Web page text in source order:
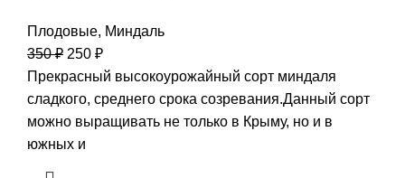
Плодовые, Миндаль
350₽ 250 ₽
Прекрасный высокоурожайный сорт миндаля
сладкого, среднего срока созревания.Данный сорт
можно выращивать не только в Крыму, но и в
южных и